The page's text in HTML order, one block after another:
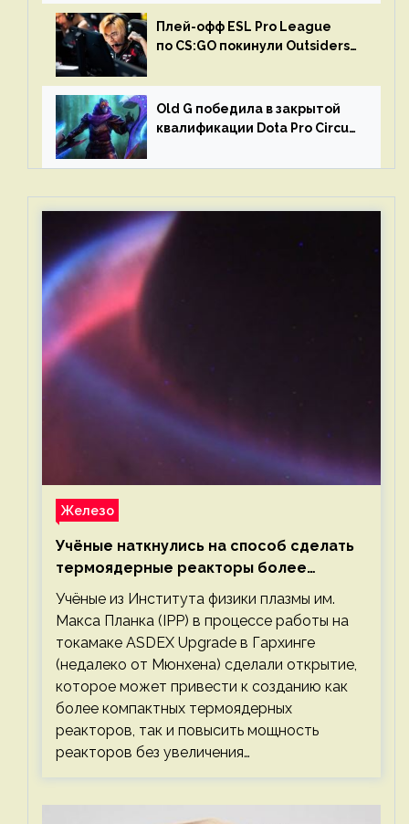
Плей-офф ESL Pro League
по CS:GO покинули Outsiders
Old G победила в закрытой
квалификации Dota Pro Circuit
Железо
Учёные наткнулись на способ сделать
термоядерные реакторы более
компактными или мощными
Учёные из Института физики плазмы им.
Макса Планка (IPP) в процессе работы на
токамаке ASDEX Upgrade в Гархинге
(недалеко от Мюнхена) сделали открытие,
которое может привести к созданию как
более компактных термоядерных
реакторов, так и повысить мощность
реакторов без увеличения…